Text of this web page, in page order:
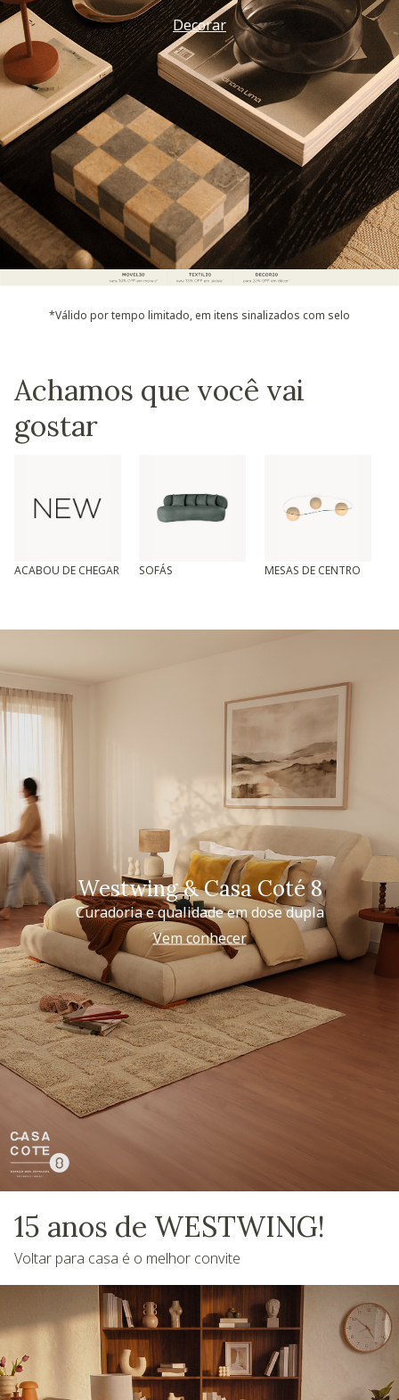
Vem ver
*Válido por tempo limitado, em itens sinalizados com selo
Achamos que você vai
gostar
ACABOU DE CHEGAR SOFÁS MESAS DE CENTRO
Westwing & Casa Coté 8
Curadoria e qualidade em dose dupla
Vem conhecer
15 anos de WESTWING!
Voltar para casa é o melhor convite